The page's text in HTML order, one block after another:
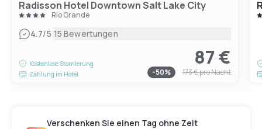
Radisson Hotel Downtown Salt Lake City
Rio Grande
4.7/5|15 Bewertungen
Kostenlose Stornierung
Zahlung im Hotel
87 €
-50% 173 €pro Nacht
Verschenken Sie einen Tag ohne Zeit